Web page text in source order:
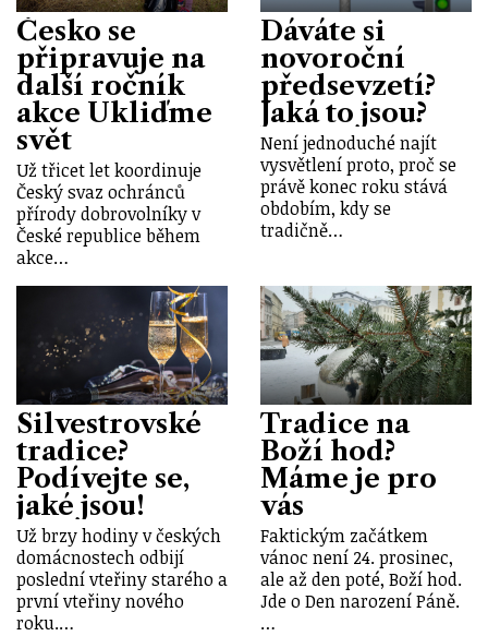
Česko se
připravuje na
další ročník
akce Ukliďme
svět
Už třicet let koordinuje
Český svaz ochránců
přírody dobrovolníky v
České republice během
akce…
Dáváte si
novoroční
předsevzetí?
Jaká to jsou?
Není jednoduché najít
vysvětlení proto, proč se
právě konec roku stává
obdobím, kdy se
tradičně…
Silvestrovské
tradice?
Podívejte se,
jaké jsou!
Už brzy hodiny v českých
domácnostech odbijí
poslední vteřiny starého a
první vteřiny nového
roku.…
Tradice na
Boží hod?
Máme je pro
vás
Faktickým začátkem
vánoc není 24. prosinec,
ale až den poté, Boží hod.
Jde o Den narození Páně.
…